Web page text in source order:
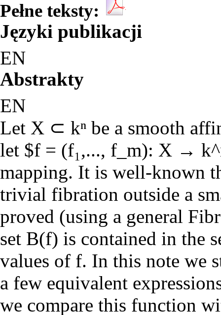
Pełne teksty:
Języki publikacji
EN
Abstrakty
EN
Let X ⊂ kⁿ be a smooth
let $f = (f₁,..., f_m): X →
mapping. It is well-known
trivial fibration outside a
proved (using a general
set B(f) is contained in the
values of f. In this note we
a few equivalent
we compare this function